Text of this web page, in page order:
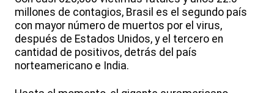
millones de contagios, Brasil es el segundo país
con mayor número de muertos por el virus,
después de Estados Unidos, y el tercero en
cantidad de positivos, detrás del país
norteamericano e India.